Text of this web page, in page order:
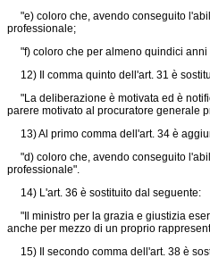
"e) coloro che, avendo conseguito
professionale;
"f) coloro che per almeno quindici anni
12) Il comma quinto dell'art. 31 è
"La deliberazione è motivata ed è
parere motivato al procuratore generale
13) Al primo comma dell'art. 34 è
"d) coloro che, avendo conseguito
professionale".
14) L'art. 36 è sostituito dal seguente:
"Il ministro per la grazia e giustizia
anche per mezzo di un proprio
15) Il secondo comma dell'art. 38 è